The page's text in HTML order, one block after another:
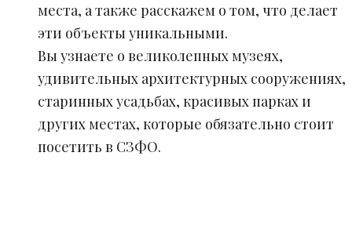
места, а также расскажем о том, что делает
эти объекты уникальными.
Вы узнаете о великолепных музеях,
удивительных архитектурных сооружениях,
старинных усадьбах, красивых парках и
других местах, которые обязательно стоит
посетить в СЗФО.